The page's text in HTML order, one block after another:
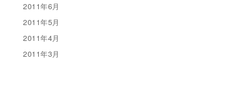
2011年6月
2011年5月
2011年4月
2011年3月